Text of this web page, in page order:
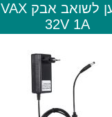
מטען לשואב אבק VAX
32V 1A